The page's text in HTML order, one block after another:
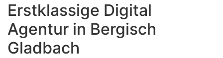
Erstklassige Digital
Agentur in Bergisch
Gladbach